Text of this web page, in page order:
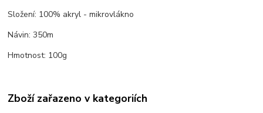
Složení: 100% akryl - mikrovlákno
Návin: 350m
Hmotnost: 100g
Zboží zařazeno v kategoriích